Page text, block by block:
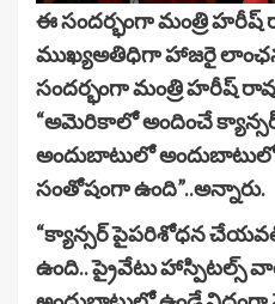
ఈ సందర్భంగా మంత్రి హరీష్
ముఖ్యఅతిధిగా హాజరై
సందర్భంగా మంత్రి హరీష్
“అమెరికాలో అందించే
అందుబాటులో
సంతోషంగా ఉంది”..అన్నారు.
“క్యాన్సర్ పైపరిశోధన
ఉంది.. ప్రైవేటు హాస్పిటల్స్